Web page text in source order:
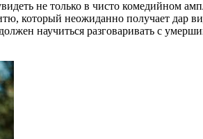
не только в чисто комедийном
который неожиданно получает дар
научиться разговаривать с